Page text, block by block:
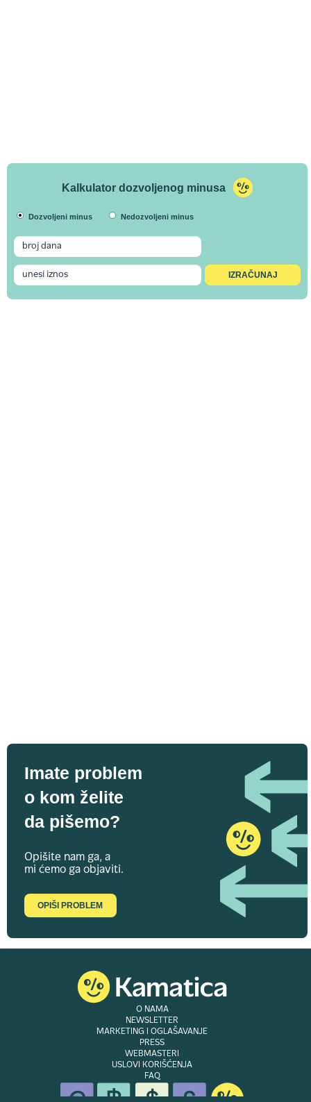
Kalkulator dozvoljenog minusa
Dozvoljeni minus Nedozvoljeni minus
Imate problem
o kom želite
da pišemo?
Opišite nam ga, a
mi ćemo ga objaviti.
OPIŠI PROBLEM
O NAMA
NEWSLETTER
MARKETING I OGLAŠAVANJE
PRESS
WEBMASTERI
USLOVI KORIŠĆENJA
FAQ